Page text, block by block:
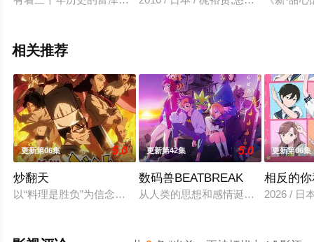
相关推荐
更新第06集 5.0
炒翻天
以“料理是胜负”为信念、“中国菜霸王”秋山阶一郎的孙子秋山酱
更新第42集 5.0
数码兽BEATBREAK
从人类的思想和感情诞生的「e-脉冲
更新第06集
相反的
2026 / 日